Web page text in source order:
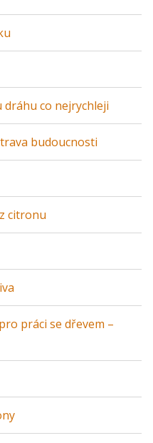
co nejrychleji
budoucnosti
citronu
práci se dřevem –